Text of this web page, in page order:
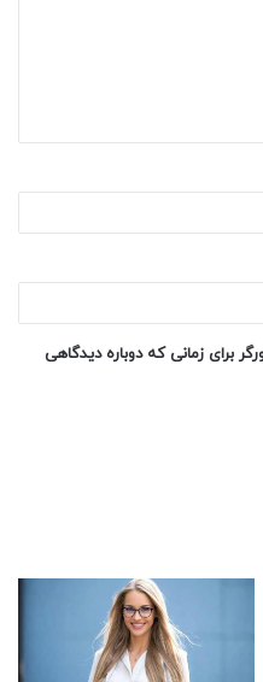
برای زمانی که دوباره دیدگاهی